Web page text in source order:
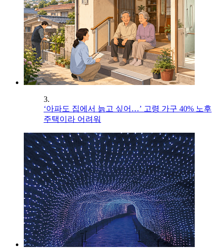
3.
‘아파도 집에서 늙고 싶어…’ 고령 가구 40% 노후
주택이라 어려워